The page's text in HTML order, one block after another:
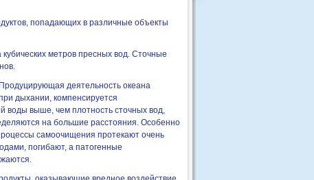
попадающих в различные объекты
метров пресных вод. Сточные
деятельность океана
дыхании, компенсируется
воды выше, чем плотность сточных вод,
на большие расстояния. Особенно
самоочищения протекают очень
погибают, а патогенные